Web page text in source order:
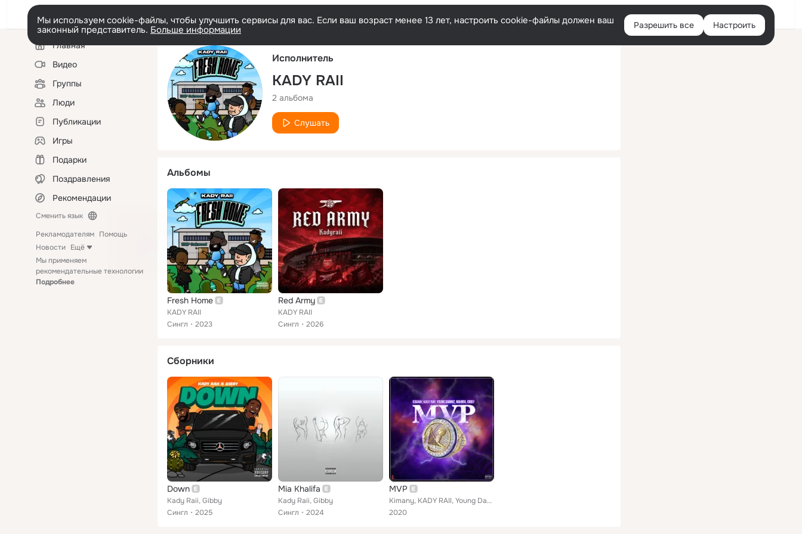
Русский Войти
Мы используем cookie-файлы, чтобы улучшить сервисы для вас. Если ваш возраст менее 13 лет, настроить cookie-файлы должен ваш
законный представитель. Больше информации Разрешить все Настроить
Левая
колонкаГлавная
Видео
Группы
Люди
Публикации
Игры
Подарки
Поздравления
Рекомендации
Сменить язык
Рекламодателям Помощь
Новости Ещё
Мы применяем
рекомендательные технологии
Подробнее
Исполнитель
KADY RAII
2 альбома
Слушать
Альбомы
Fresh Home
KADY RAII
Сингл
2023
Red Army
KADY RAII
Сингл
2026
Сборники
Down
Kady Raii, Gibby
Сингл
2025
Mia Khalifa
Kady Raii, Gibby
Сингл
2024
MVP
Kimany, KADY RAII, Young Dammz, Mahira, Gibby
2020